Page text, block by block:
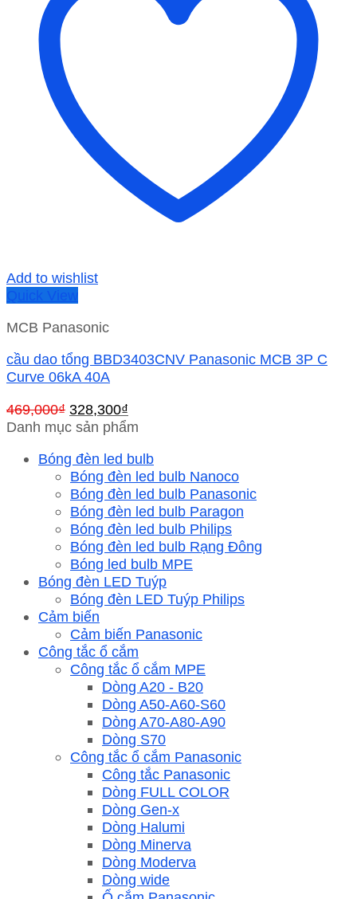
Add to wishlist
Quick View
MCB Panasonic
cầu dao tổng BBD3403CNV Panasonic MCB 3P C
Curve 06kA 40A
469,000₫ Giá
gốc
469,000₫.
328,300₫
hiện
là:
328,300₫.
Danh mục sản phẩm
Bóng đèn led bulb
Bóng đèn led bulb Nanoco
Bóng đèn led bulb Panasonic
Bóng đèn led bulb Paragon
Bóng đèn led bulb Philips
Bóng đèn led bulb Rạng Đông
Bóng led bulb MPE
Bóng đèn LED Tuýp
Bóng đèn LED Tuýp Philips
Cảm biến
Cảm biến Panasonic
Công tắc ổ cắm
Công tắc ổ cắm MPE
Dòng A20 - B20
Dòng A50-A60-S60
Dòng A70-A80-A90
Dòng S70
Công tắc ổ cắm Panasonic
Công tắc Panasonic
Dòng FULL COLOR
Dòng Gen-x
Dòng Halumi
Dòng Minerva
Dòng Moderva
Dòng wide